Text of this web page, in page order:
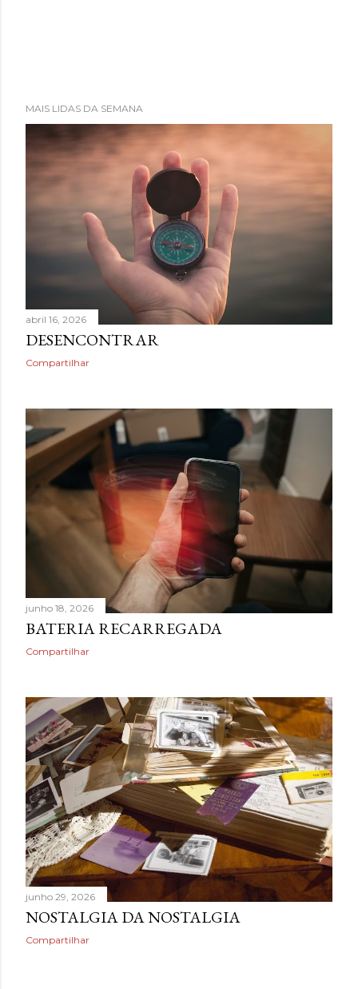
MAIS LIDAS DA SEMANA
abril 16, 2026
DESENCONTRAR
Compartilhar
junho 18, 2026
BATERIA RECARREGADA
Compartilhar
junho 29, 2026
NOSTALGIA DA NOSTALGIA
Compartilhar